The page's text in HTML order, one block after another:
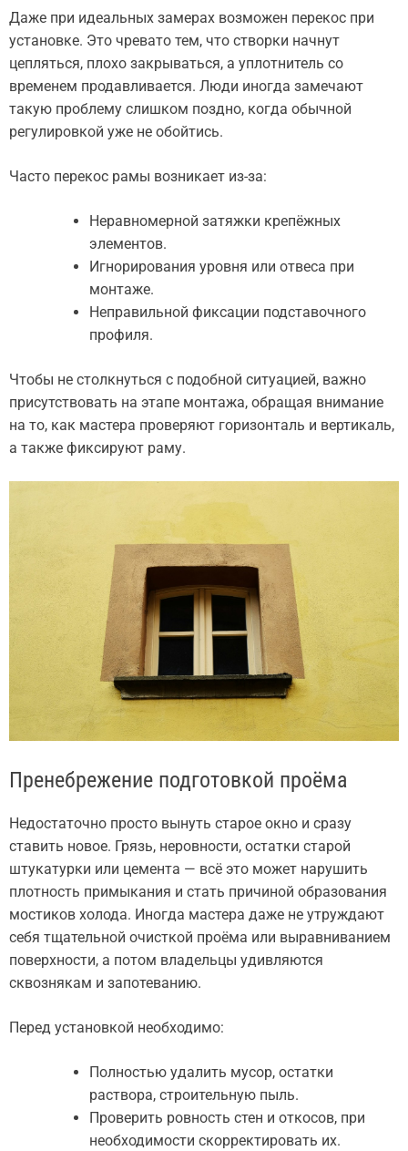
Даже при идеальных замерах возможен перекос при
установке. Это чревато тем, что створки начнут
цепляться, плохо закрываться, а уплотнитель со
временем продавливается. Люди иногда замечают
такую проблему слишком поздно, когда обычной
регулировкой уже не обойтись.
Часто перекос рамы возникает из-за:
Неравномерной затяжки крепёжных
элементов.
Игнорирования уровня или отвеса при
монтаже.
Неправильной фиксации подставочного
профиля.
Чтобы не столкнуться с подобной ситуацией, важно
присутствовать на этапе монтажа, обращая внимание
на то, как мастера проверяют горизонталь и вертикаль,
а также фиксируют раму.
Пренебрежение подготовкой проёма
Недостаточно просто вынуть старое окно и сразу
ставить новое. Грязь, неровности, остатки старой
штукатурки или цемента — всё это может нарушить
плотность примыкания и стать причиной образования
мостиков холода. Иногда мастера даже не утруждают
себя тщательной очисткой проёма или выравниванием
поверхности, а потом владельцы удивляются
сквознякам и запотеванию.
Перед установкой необходимо:
Полностью удалить мусор, остатки
раствора, строительную пыль.
Проверить ровность стен и откосов, при
необходимости скорректировать их.